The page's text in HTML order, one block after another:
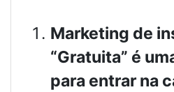
Marketing de
“Gratuita” é
para entrar na